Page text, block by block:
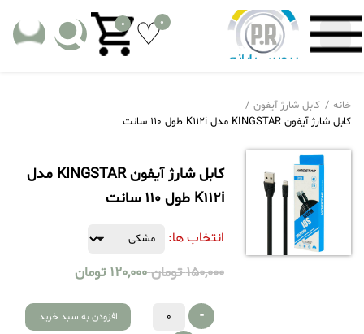
0
0
خانه
کابل شارژ آیفون
کابل شارژ آیفون KINGSTAR مدل K112i طول 110 سانت
کابل شارژ آیفون KINGSTAR مدل
K112i طول 110 سانت
انتخاب ها:
150,000 تومان 120,000 تومان
-
افزودن به سبد خرید